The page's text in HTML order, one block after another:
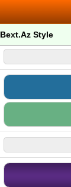
Bext.Az Style